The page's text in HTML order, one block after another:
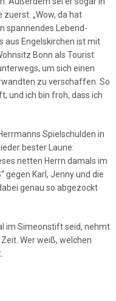
„Wow, da hat
spannendes Lebend-
aus Engelskirchen ist mit
Bonn als Tourist
um sich einen
zu verschaffen. So
und ich bin froh, dass ich
Spielschulden in
bester Laune:
netten Herrn damals im
gegen Karl, Jenny und die
genau so abgezockt
im Simeonstift seid, nehmt
Wer weiß, welchen